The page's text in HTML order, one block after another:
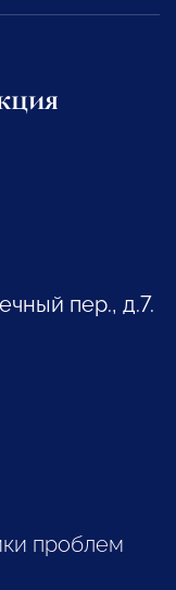
пер., д.7.
проблем